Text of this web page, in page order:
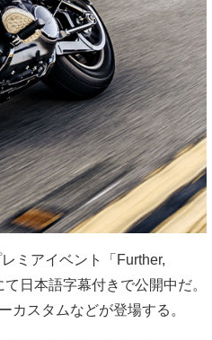
ミアイベント「Further,
日本語字幕付きで公開中だ。
カスタムなどが登場する。